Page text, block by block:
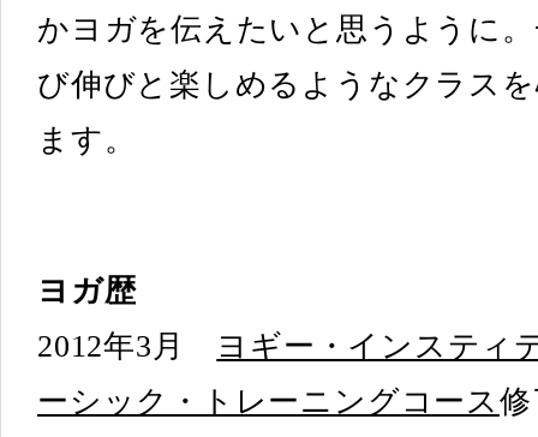
かヨガを伝えたいと思うように
び伸びと楽しめるようなクラス
ます。
ヨガ歴
2012年3月
ヨギー・インステ
ーシック・トレーニングコース